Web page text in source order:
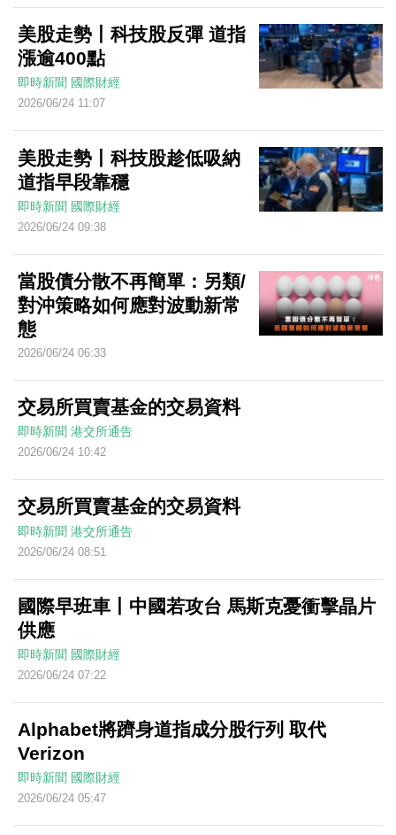
美股走勢丨科技股反彈 道指
漲逾400點
即時新聞 國際財經
2026/06/24 11:07
美股走勢丨科技股趁低吸納
道指早段靠穩
即時新聞 國際財經
2026/06/24 09:38
當股債分散不再簡單：另類/
對沖策略如何應對波動新常
態
2026/06/24 06:33
交易所買賣基金的交易資料
即時新聞 港交所通告
2026/06/24 10:42
交易所買賣基金的交易資料
即時新聞 港交所通告
2026/06/24 08:51
國際早班車丨中國若攻台 馬斯克憂衝擊晶片
供應
即時新聞 國際財經
2026/06/24 07:22
Alphabet將躋身道指成分股行列 取代
Verizon
即時新聞 國際財經
2026/06/24 05:47